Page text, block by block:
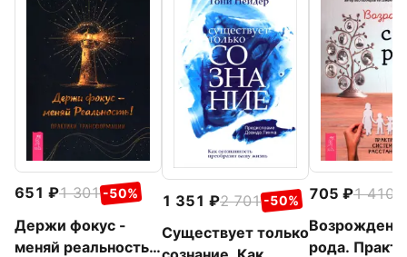
651 1 301 -50%
Держи фокус -
меняй реальность!
1 351 2 701 -50%
Существует только
705 1 410
рода.